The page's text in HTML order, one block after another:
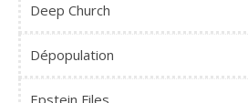
Deep Church
Dépopulation